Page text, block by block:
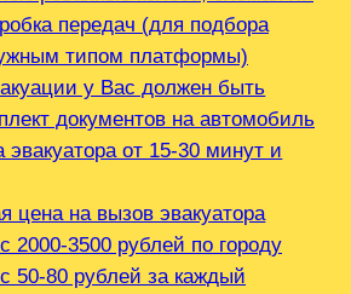
передач (для подбора
типом платформы)
у Вас должен быть
документов на автомобиль
эвакуатора от 15-30 минут и
цена на вызов эвакуатора
2000-3500 рублей по городу
50-80 рублей за каждый